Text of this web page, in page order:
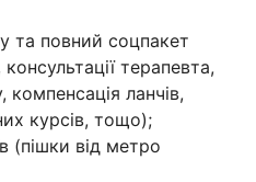
та повний соцпакет
терапевта,
компенсація ланчів,
курсів, тощо);
(пішки від метро